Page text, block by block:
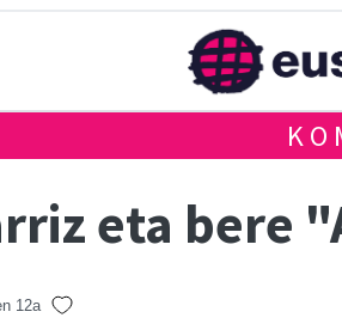
eta bere
12a